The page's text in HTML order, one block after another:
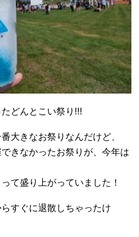
どんとこい祭り!!!
大きなお祭りなんだけど、
きなかったお祭りが、今年は
て盛り上がっていました！
すぐに退散しちゃったけ